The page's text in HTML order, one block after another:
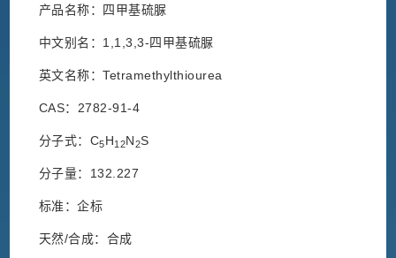
产品名称：四甲基硫脲
中文别名：1,1,3,3-四甲基硫脲
英文名称：Tetramethylthiourea
CAS：2782-91-4
分子式：C5H12N2S
分子量：132.227
标准：企标
天然/合成：合成